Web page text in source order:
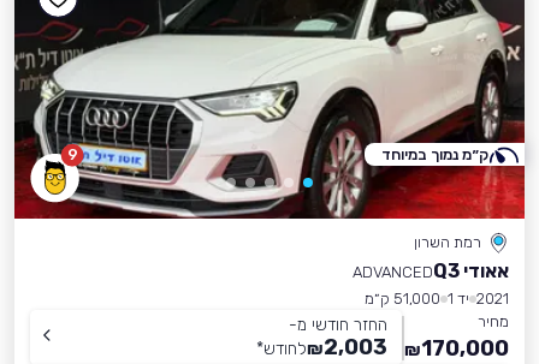
9
רמת השרון
אאודי Q3
ADVANCED
2021 יד 1
51,000 ק״מ
מחיר
170,000
₪
החזר חודשי מ-
2,003
₪לחודש*
ק״מ נמוך במיוחד